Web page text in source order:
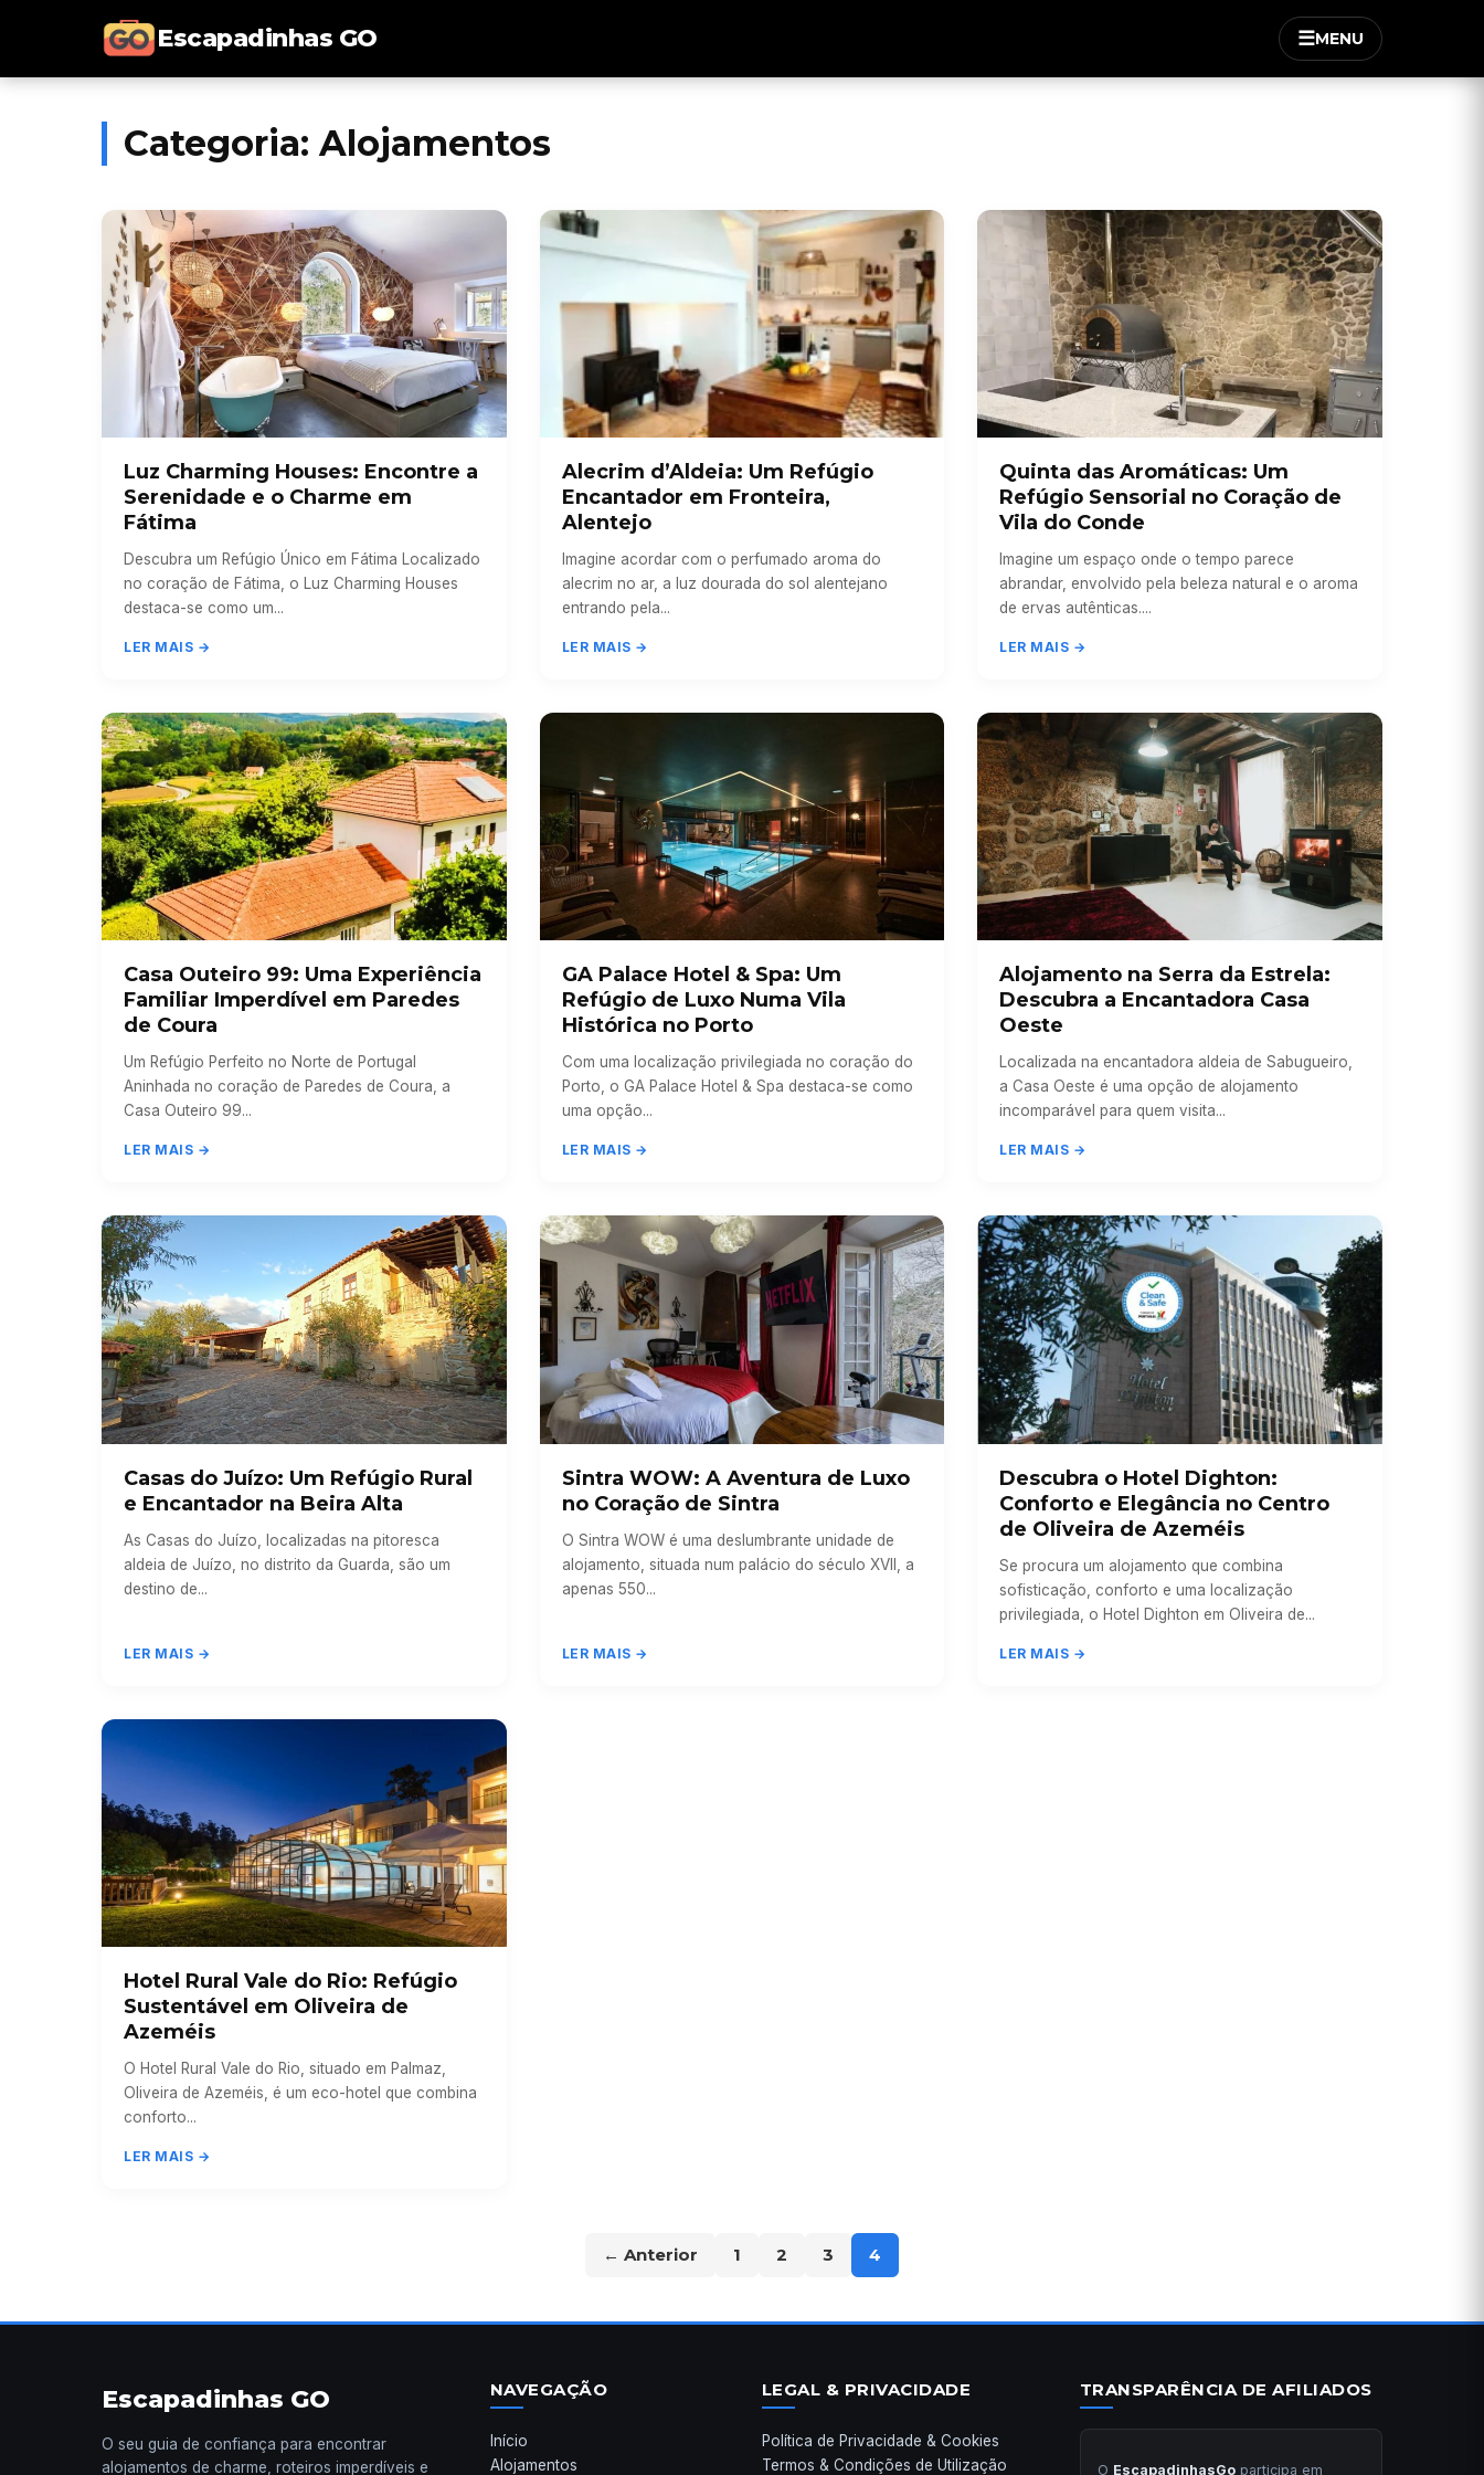
Escapadinhas GO ☰MENU
Categoria: Alojamentos
Luz Charming Houses: Encontre a
Serenidade e o Charme em
Fátima
Descubra um Refúgio Único em Fátima Localizado
no coração de Fátima, o Luz Charming Houses
destaca-se como um...
LER MAIS →
Alecrim d’Aldeia: Um Refúgio
Encantador em Fronteira,
Alentejo
Imagine acordar com o perfumado aroma do
alecrim no ar, a luz dourada do sol alentejano
entrando pela...
LER MAIS →
Quinta das Aromáticas: Um
Refúgio Sensorial no Coração de
Vila do Conde
Imagine um espaço onde o tempo parece
abrandar, envolvido pela beleza natural e o aroma
de ervas autênticas....
LER MAIS →
Casa Outeiro 99: Uma Experiência
Familiar Imperdível em Paredes
de Coura
Um Refúgio Perfeito no Norte de Portugal
Aninhada no coração de Paredes de Coura, a
Casa Outeiro 99...
LER MAIS →
GA Palace Hotel & Spa: Um
Refúgio de Luxo Numa Vila
Histórica no Porto
Com uma localização privilegiada no coração do
Porto, o GA Palace Hotel & Spa destaca-se como
uma opção...
LER MAIS →
Alojamento na Serra da Estrela:
Descubra a Encantadora Casa
Oeste
Localizada na encantadora aldeia de Sabugueiro,
a Casa Oeste é uma opção de alojamento
incomparável para quem visita...
LER MAIS →
Casas do Juízo: Um Refúgio Rural
e Encantador na Beira Alta
As Casas do Juízo, localizadas na pitoresca
aldeia de Juízo, no distrito da Guarda, são um
destino de...
LER MAIS →
Sintra WOW: A Aventura de Luxo
no Coração de Sintra
O Sintra WOW é uma deslumbrante unidade de
alojamento, situada num palácio do século XVII, a
apenas 550...
LER MAIS →
Descubra o Hotel Dighton:
Conforto e Elegância no Centro
de Oliveira de Azeméis
Se procura um alojamento que combina
sofisticação, conforto e uma localização
privilegiada, o Hotel Dighton em Oliveira de...
LER MAIS →
Hotel Rural Vale do Rio: Refúgio
Sustentável em Oliveira de
Azeméis
O Hotel Rural Vale do Rio, situado em Palmaz,
Oliveira de Azeméis, é um eco-hotel que combina
conforto...
LER MAIS →
← Anterior 1 2 3 4
Escapadinhas GO
O seu guia de confiança para encontrar
alojamentos de charme, roteiros imperdíveis e
NAVEGAÇÃO
Início
Alojamentos
LEGAL & PRIVACIDADE
Política de Privacidade & Cookies
Termos & Condições de Utilização
TRANSPARÊNCIA DE AFILIADOS
O EscapadinhasGoparticipa em